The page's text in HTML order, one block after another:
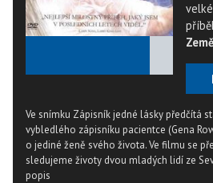
Ve snímku Zápisník jedné lásky předčítá
vybledlého zápisníku pacientce (Gena
o jediné ženě svého života. Ve filmu se
sledujeme životy dvou mladých lidí ze
popis